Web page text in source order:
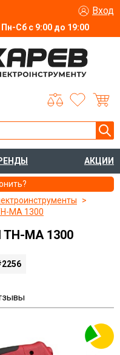
Сб с 9:00 до 19:00
Вход
АКЦИИ
MA 1300
MA 1300